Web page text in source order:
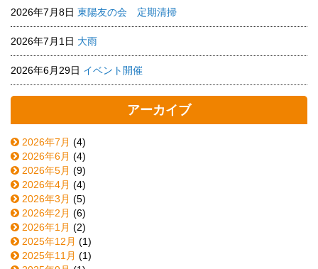
2026年7月8日 東陽友の会 定期清掃
2026年7月1日 大雨
2026年6月29日 イベント開催
アーカイブ
2026年7月 (4)
2026年6月 (4)
2026年5月 (9)
2026年4月 (4)
2026年3月 (5)
2026年2月 (6)
2026年1月 (2)
2025年12月 (1)
2025年11月 (1)